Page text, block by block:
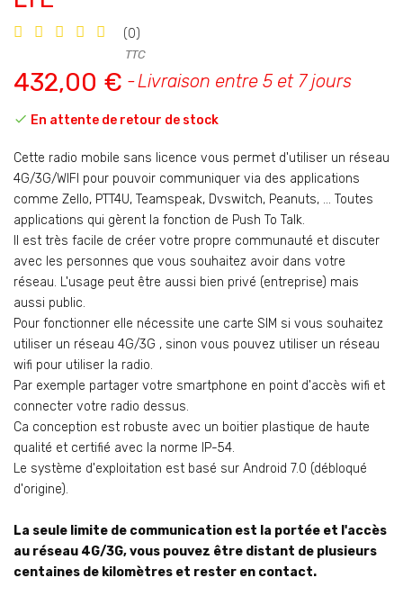
(0)
432,00 €
TTC
Livraison entre 5 et 7 jours
 En attente de retour de stock
Cette radio mobile sans licence vous permet d'utiliser un réseau
4G/3G/WIFI pour pouvoir communiquer via des applications
comme Zello, PTT4U, Teamspeak, Dvswitch, Peanuts, ... Toutes
applications qui gèrent la fonction de Push To Talk.
Il est très facile de créer votre propre communauté et discuter
avec les personnes que vous souhaitez avoir dans votre
réseau. L'usage peut être aussi bien privé (entreprise) mais
aussi public.
Pour fonctionner elle nécessite une carte SIM si vous souhaitez
utiliser un réseau 4G/3G , sinon vous pouvez utiliser un réseau
wifi pour utiliser la radio.
Par exemple partager votre smartphone en point d'accès wifi et
connecter votre radio dessus.
Ca conception est robuste avec un boitier plastique de haute
qualité et certifié avec la norme IP-54.
Le système d'exploitation est basé sur Android 7.0 (débloqué
d'origine).
La seule limite de communication est la portée et l'accès
au réseau 4G/3G, vous pouvez être distant de plusieurs
centaines de kilomètres et rester en contact.